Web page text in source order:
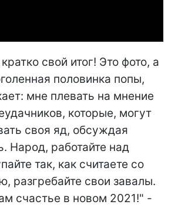
свой итог! Это фото, а
половинка попы,
мне плевать на мнение
которые, могут
своя яд, обсуждая
Народ, работайте над
так, как считаете со
разгребайте свои завалы.
счастье в новом 2021!" -